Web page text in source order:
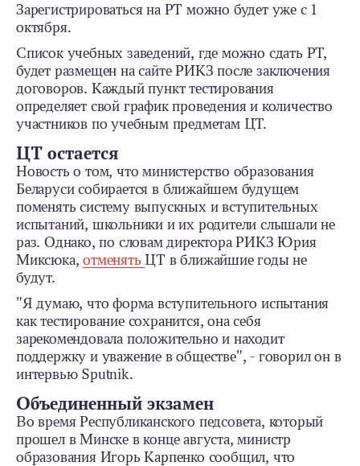
Зарегистрироваться на РТ можно будет уже с 1
октября.
Список учебных заведений, где можно сдать РТ,
будет размещен на сайте РИКЗ после заключения
договоров. Каждый пункт тестирования
определяет свой график проведения и количество
участников по учебным предметам ЦТ.
ЦТ остается
Новость о том, что министерство образования
Беларуси собирается в ближайшем будущем
поменять систему выпускных и вступительных
испытаний, школьники и их родители слышали не
раз. Однако, по словам директора РИКЗ Юрия
Миксюка,отменять ЦТ в ближайшие годы не
будут.
"Я думаю, что форма вступительного испытания
как тестирование сохранится, она себя
зарекомендовала положительно и находит
поддержку и уважение в обществе", - говорил он в
интервью Sputnik.
Объединенный экзамен
Во время Республиканского педсовета, который
прошел в Минске в конце августа, министр
образования Игорь Карпенко сообщил, что